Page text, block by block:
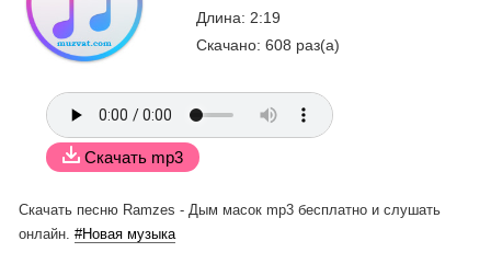
Длина: 2:19
Скачано: 608 раз(а)
Скачать mp3
Скачать песню Ramzes - Дым масок mp3 бесплатно и слушать
онлайн. #Новая музыка